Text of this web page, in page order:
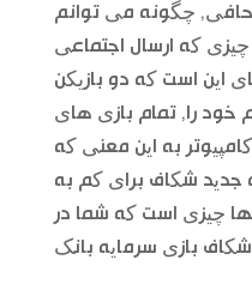
چگونه می توانم
تنها چیزی که ارسال اجتماعی
این است که دو بازیکن
خود را, تمام بازی های
به این معنی که
جدید شکاف برای کم به
چیزی است که شما در